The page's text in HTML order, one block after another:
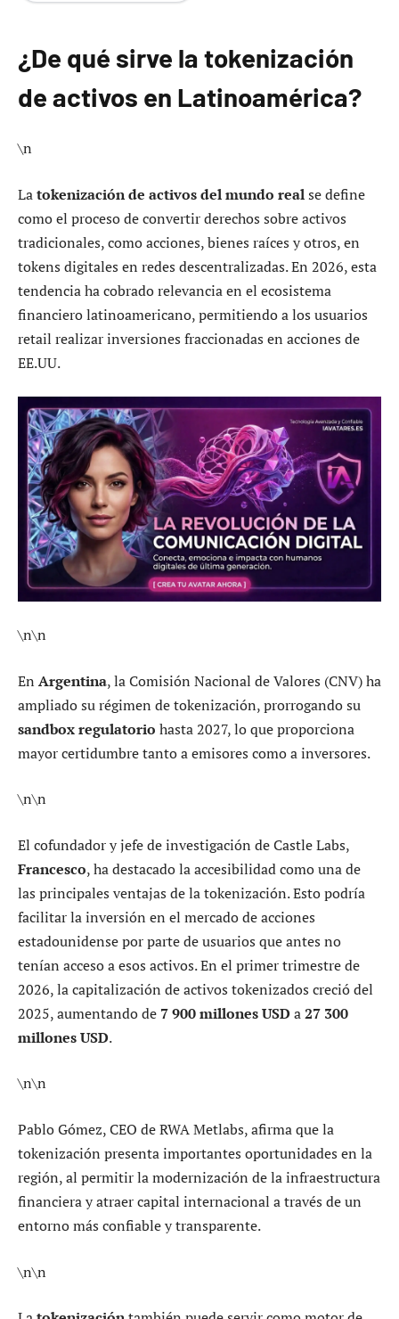
¿De qué sirve la tokenización
de activos en Latinoamérica?
\n
Latokenización de activos del mundo realse define
como el proceso de convertir derechos sobre activos
tradicionales, como acciones, bienes raíces y otros, en
tokens digitales en redes descentralizadas. En 2026, esta
tendencia ha cobrado relevancia en el ecosistema
financiero latinoamericano, permitiendo a los usuarios
retail realizar inversiones fraccionadas en acciones de
EE.UU.
\n\n
En Argentina, la Comisión Nacional de Valores (CNV) ha
ampliado su régimen de tokenización, prorrogando su
sandbox regulatorio hasta 2027, lo que proporciona
mayor certidumbre tanto a emisores como a inversores.
\n\n
El cofundador y jefe de investigación de Castle Labs,
Francesco, ha destacado la accesibilidad como una de
las principales ventajas de la tokenización. Esto podría
facilitar la inversión en el mercado de acciones
estadounidense por parte de usuarios que antes no
tenían acceso a esos activos. En el primer trimestre de
2026, la capitalización de activos tokenizados creció del
2025, aumentando de7 900 millones USDa27 300
millones USD.
\n\n
Pablo Gómez, CEO de RWA Metlabs, afirma que la
tokenización presenta importantes oportunidades en la
región, al permitir la modernización de la infraestructura
financiera y atraer capital internacional a través de un
entorno más confiable y transparente.
\n\n